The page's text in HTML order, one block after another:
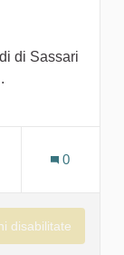
di Sassari
sulla terra
0
disabilitate